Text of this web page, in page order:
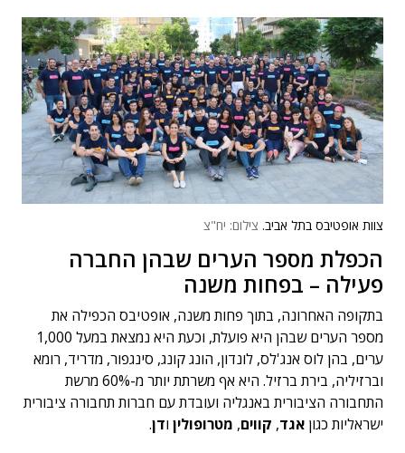
צוות אופטיבס בתל אביב. צילום: יח"צ
הכפלת מספר הערים שבהן החברה
פעילה – בפחות משנה
בתקופה האחרונה, בתוך פחות משנה, אופטיבס הכפילה את
מספר הערים שבהן היא פועלת, וכעת היא נמצאת במעל 1,000
ערים, בהן לוס אנג'לס, לונדון, הונג קונג, סינגפור, מדריד, רומא
וברזיליה, בירת ברזיל. היא אף משרתת יותר מ-60% מרשת
התחבורה הציבורית באנגליה ועובדת עם חברות תחבורה ציבורית
ישראליות כגון אגד, קווים, מטרופולין ודן.